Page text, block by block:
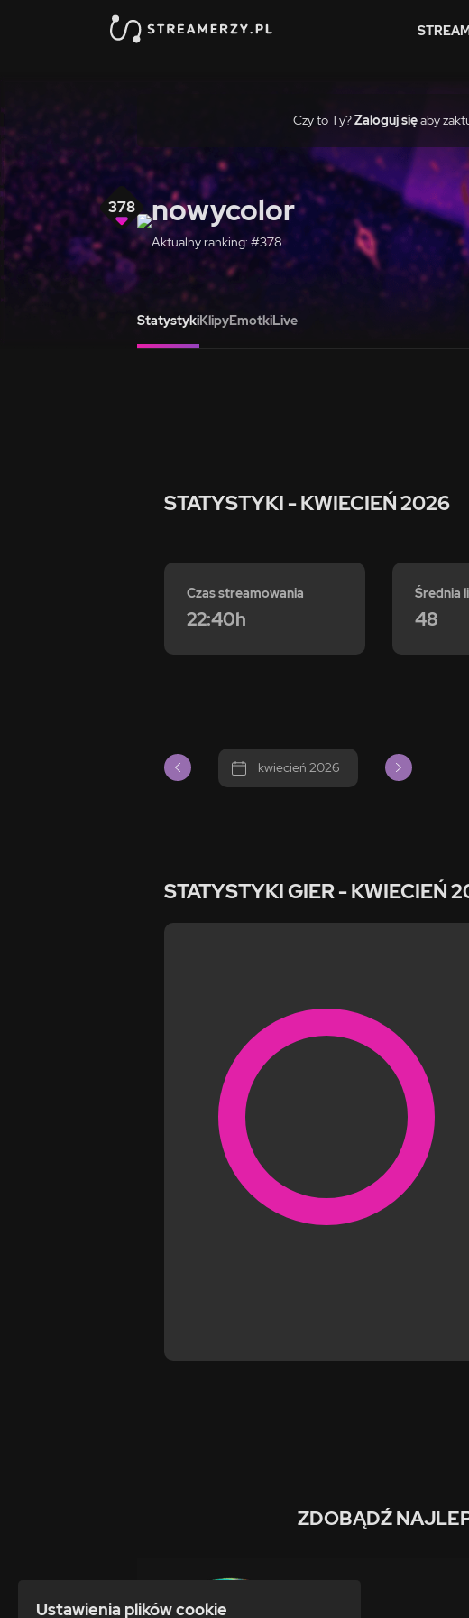
Czy to Ty?Zaloguj sięaby
378 nowycolor
Aktualny ranking: #378
StatystykiKlipyEmotkiLive
STATYSTYKI - KWIECIEŃ 2026
Czas streamowania
22:40h
Średnia
48
kwiecień 2026
STATYSTYKI GIER- KWIECIEŃ
ZDOBĄDŹ
Ustawienia plików cookie